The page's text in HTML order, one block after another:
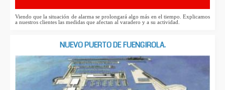
Viendo que la situación de alarma se prolongará algo más en el tiempo. Explicamos
a nuestros clientes las medidas que afectan al varadero y a su actividad.
NUEVO PUERTO DE FUENGIROLA.